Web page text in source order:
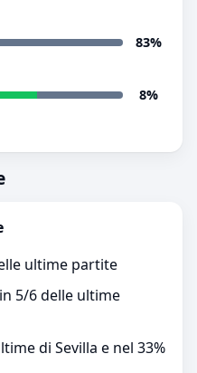
83%
8%
ultime partite
5/6 delle ultime
di Sevilla e nel 33%